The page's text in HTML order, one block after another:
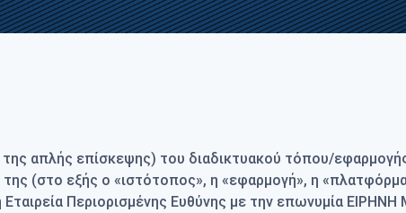
απλής επίσκεψης) του διαδικτυακού τόπου/
(στο εξής ο «ιστότοπος», η «εφαρμογή», η
Περιορισμένης Ευθύνης με την επωνυμία